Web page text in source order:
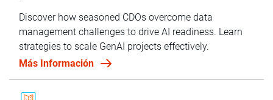
Discover how seasoned CDOs overcome data
management challenges to drive AI readiness. Learn
strategies to scale GenAI projects effectively.
Más Información